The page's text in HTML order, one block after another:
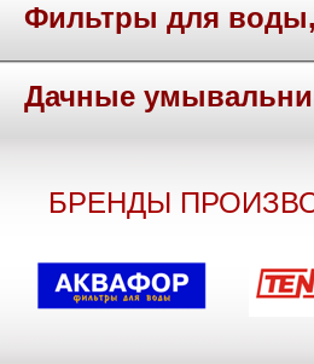
Фильтры для
Дачные
БРЕНДЫ